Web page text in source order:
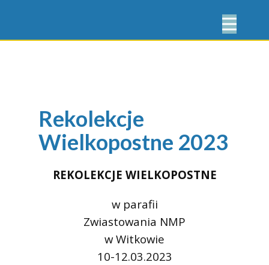
Rekolekcje
Wielkopostne 2023
REKOLEKCJE WIELKOPOSTNE
w parafii
Zwiastowania NMP
w Witkowie
10-12.03.2023